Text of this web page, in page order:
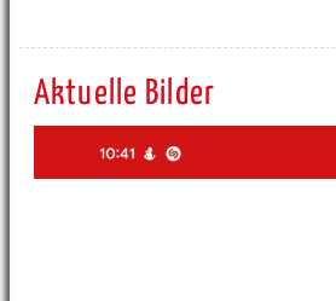
Aktuelle Bilder